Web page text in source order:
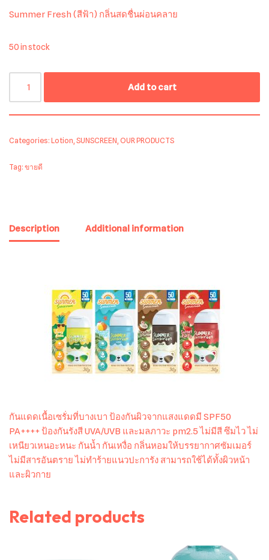
Summer Fresh (สีฟ้า) กลิ่นสดชื่นผ่อนคลาย
50 in stock
Add to cart
Categories: Lotion, SUNSCREEN, OUR PRODUCTS
Tag: ขายดี
Description Additional information
กันแดดเนื้อเซรั่มที่บางเบา ป้องกันผิวจากแสงแดดมี SPF50
PA++++ ป้องกันรังสี UVA/UVB และมลภาวะ pm2.5 ไม่มีสี ซึมไว ไม่
เหนียวเหนอะหนะ กันน้ำ กันเหงื่อ กลิ่นหอมให้บรรยากาศซัมเมอร์
ไม่มีสารอันตราย ไม่ทำร้ายแนวปะการัง สามารถใช้ได้ทั้งผิวหน้า
และผิวกาย
Related products